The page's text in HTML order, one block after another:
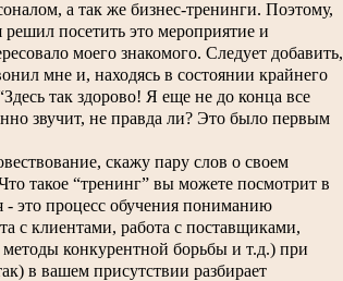
а так же бизнес-тренинги. Поэтому,
посетить это мероприятие и
моего знакомого. Следует добавить,
мне и, находясь в состоянии крайнего
так здорово! Я еще не до конца все
звучит, не правда ли? Это было первым
скажу пару слов о своем
такое “тренинг” вы можете посмотрит в
это процесс обучения пониманию
с клиентами, работа с поставщиками,
конкурентной борьбы и т.д.) при
в вашем присутствии разбирает